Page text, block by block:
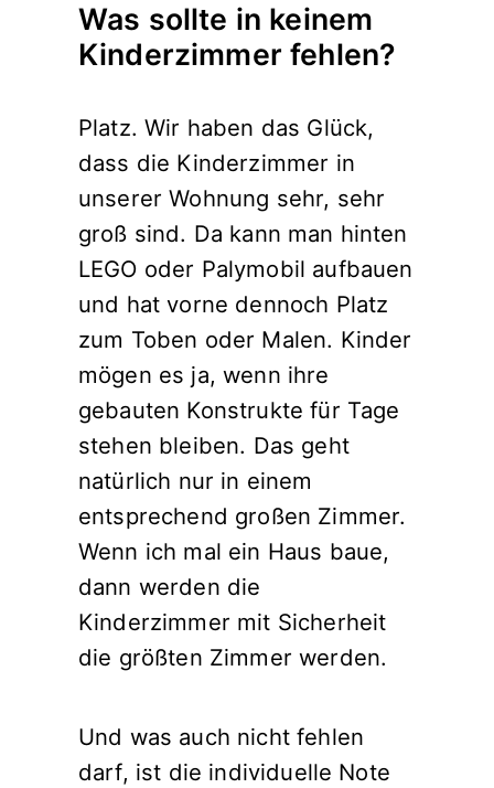
Was sollte in keinem
Kinderzimmer fehlen?
Platz. Wir haben das Glück,
dass die Kinderzimmer in
unserer Wohnung sehr, sehr
groß sind. Da kann man hinten
LEGO oder Palymobil aufbauen
und hat vorne dennoch Platz
zum Toben oder Malen. Kinder
mögen es ja, wenn ihre
gebauten Konstrukte für Tage
stehen bleiben. Das geht
natürlich nur in einem
entsprechend großen Zimmer.
Wenn ich mal ein Haus baue,
dann werden die
Kinderzimmer mit Sicherheit
die größten Zimmer werden.
Und was auch nicht fehlen
darf, ist die individuelle Note